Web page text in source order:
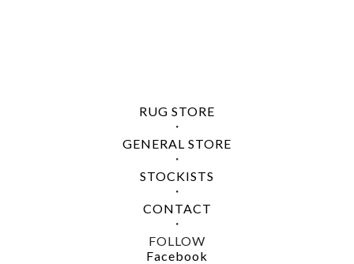
RUG STORE
・
GENERAL STORE
・
STOCKISTS
・
CONTACT
・
FOLLOW
Facebook